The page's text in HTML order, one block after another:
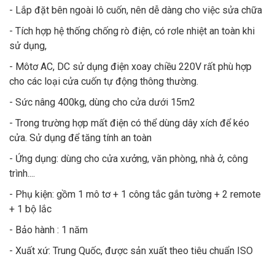
- Lắp đặt bên ngoài lô cuốn, nên dễ dàng cho việc sửa chữa
- Tích hợp hệ thống chống rò điện, có rơle nhiệt an toàn khi
sử dụng,
- Môtơ AC, DC sử dụng điện xoay chiều 220V rất phù hợp
cho các loại cửa cuốn tự động thông thường.
- Sức nâng 400kg, dùng cho cửa dưới 15m2
- Trong trường hợp mất điện có thể dùng dây xích để kéo
cửa. Sử dụng để tăng tính an toàn
- Ứng dụng: dùng cho cửa xưởng, văn phòng, nhà ở, công
trình....
- Phụ kiện: gồm 1 mô tơ + 1 công tắc gắn tường + 2 remote
+ 1 bộ lắc
- Bảo hành : 1 năm
- Xuất xứ: Trung Quốc, được sản xuất theo tiêu chuẩn ISO